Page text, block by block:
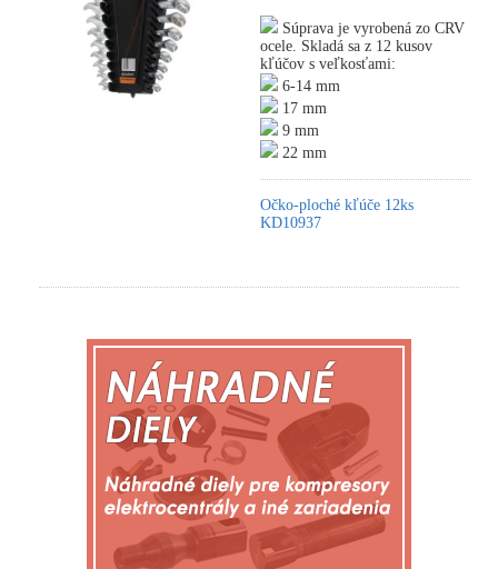
Súprava je vyrobená zo CRV
ocele. Skladá sa z 12 kusov
kľúčov s veľkosťami:
6-14 mm
17 mm
9 mm
22 mm
Očko-ploché kľúče 12ks
KD10937